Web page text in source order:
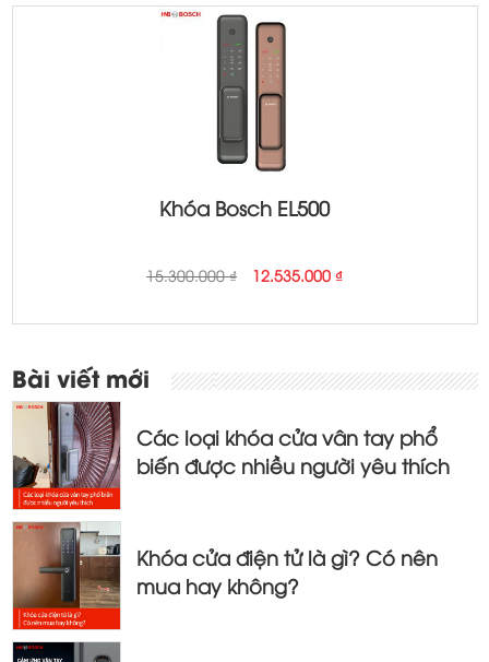
Khóa Bosch EL500
15.300.000₫
Original
was:
12.535.000 ₫Current
is:
Bài viết mới
Các loại khóa cửa vân tay phổ
biến được nhiều người yêu thích
Khóa cửa điện tử là gì? Có nên
mua hay không?